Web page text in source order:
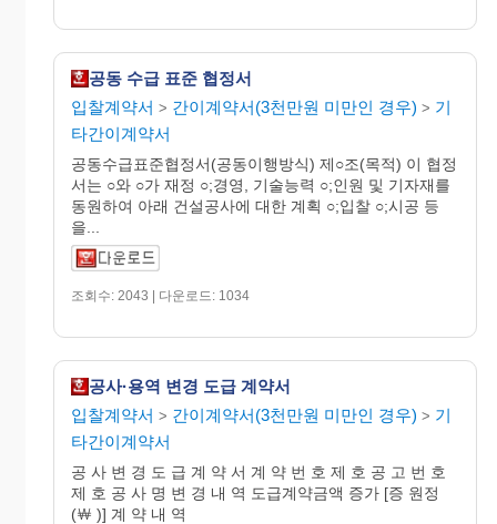
공동 수급 표준 협정서
입찰계약서 > 간이계약서(3천만원 미만인 경우) > 기
타간이계약서
공동수급표준협정서(공동이행방식) 제○조(목적) 이 협정
서는 ○와 ○가 재정 ○;경영, 기술능력 ○;인원 및 기자재를
동원하여 아래 건설공사에 대한 계획 ○;입찰 ○;시공 등
을...
조회수: 2043 | 다운로드: 1034
공사·용역 변경 도급 계약서
입찰계약서 > 간이계약서(3천만원 미만인 경우) > 기
타간이계약서
공 사 변 경 도 급 계 약 서 계 약 번 호 제 호 공 고 번 호
제 호 공 사 명 변 경 내 역 도급계약금액 증가 [증 원정
(￦ )] 계 약 내 역